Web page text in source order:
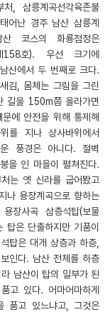
, 삼릉계곡선각육존불
어난 경주 남산 삼릉계
산 코스의 화룡점정은
제158호). 우선 크기에
산에서 두 번째로 크다.
김, 몸체는 그림을 그린
길을 150m쯤 올라가면
에 안전을 위해 통제해
를 지나 상사바위에서
풍경은 아니다. 절벽
을 인 마을이 펼쳐진다.
는 옛 신라를 굽어봤고
나 용장계곡으로 향하는
장사곡 삼층석탑(보물
은 단출하지만 기품이
탑은 대개 상층과 하층,
인다. 남산 전체를 하층
남산이 탑의 일부가 된
고 있다. 어마어마하게
품고 있느냐고, 그것은